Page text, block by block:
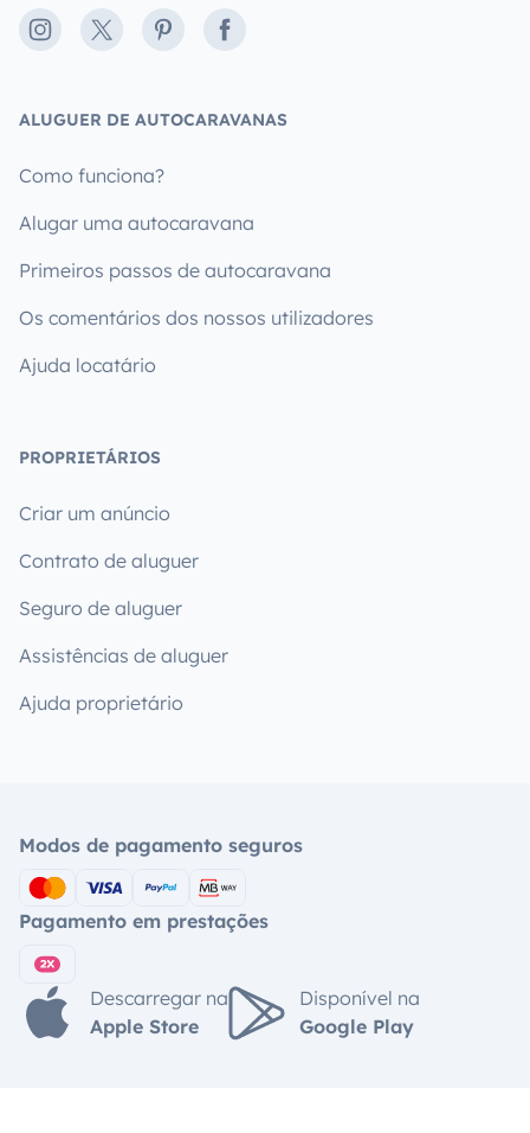
Instagram
X PinterestFacebook
ALUGUER DE AUTOCARAVANAS
Como funciona?
Alugar uma autocaravana
Primeiros passos de autocaravana
Os comentários dos nossos utilizadores
Ajuda locatário
PROPRIETÁRIOS
Criar um anúncio
Contrato de aluguer
Seguro de aluguer
Assistências de aluguer
Ajuda proprietário
Modos de pagamento seguros
Pagamento em prestações
Descarregar na
Apple Store
Disponível na
Google Play